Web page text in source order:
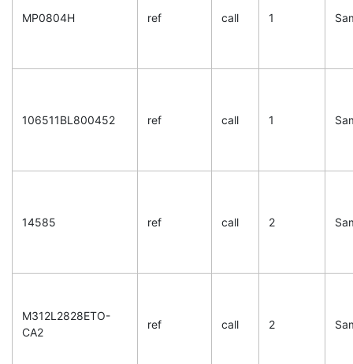
MP0804H ref call 1
106511BL800452 ref call 1
14585 ref call 2
M312L2828ETO-
CA2
ref call 2